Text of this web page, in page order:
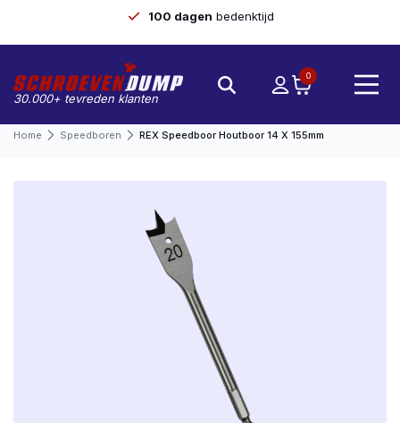
100 dagen bedenktijd
30.000+ tevreden klanten
0
Home Speedboren REX Speedboor Houtboor 14 X 155mm